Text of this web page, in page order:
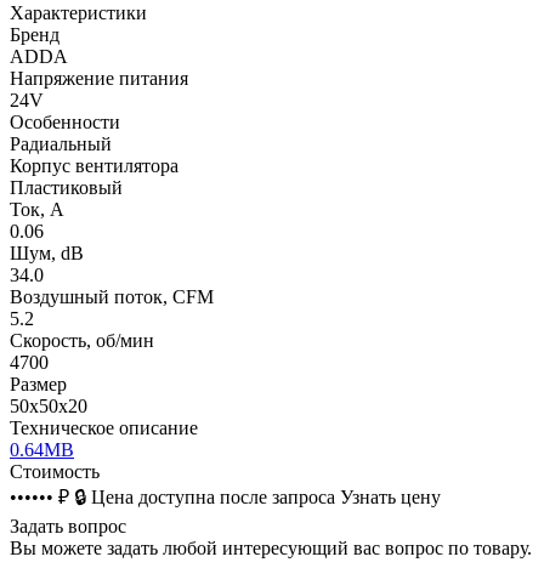
Характеристики
Бренд
ADDA
Напряжение питания
24V
Особенности
Радиальный
Корпус вентилятора
Пластиковый
Ток, А
0.06
Шум, dB
34.0
Воздушный поток, CFM
5.2
Скорость, об/мин
4700
Размер
50х50х20
Техническое описание
0.64MB
Стоимость
•••••• ₽ 🔒 Цена доступна после запроса Узнать цену
Задать вопрос
Вы можете задать любой интересующий вас вопрос по товару.